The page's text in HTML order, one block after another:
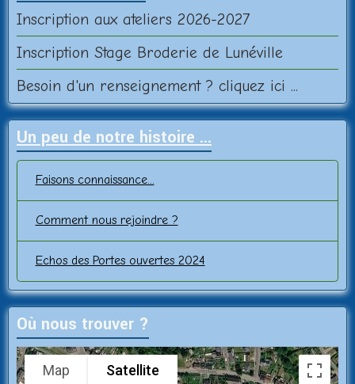
Inscription aux ateliers 2026-2027
Inscription Stage Broderie de Lunéville
Besoin d'un renseignement ? cliquez ici ...
Un peu de notre histoire ...
Faisons connaissance...
Comment nous rejoindre ?
Echos des Portes ouvertes 2024
Où nous trouver ?
Map Satellite